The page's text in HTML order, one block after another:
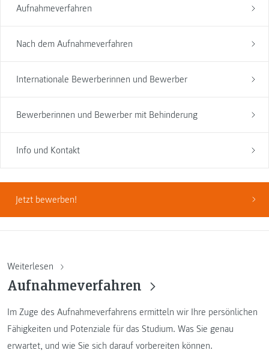
Aufnahmeverfahren
Nach dem Aufnahmeverfahren
Internationale Bewerberinnen und Bewerber
Bewerberinnen und Bewerber mit Behinderung
Info und Kontakt
Jetzt bewerben!
Weiterlesen
Aufnahmeverfahren
Im Zuge des Aufnahmeverfahrens ermitteln wir Ihre persönlichen
Fähigkeiten und Potenziale für das Studium. Was Sie genau
erwartet, und wie Sie sich darauf vorbereiten können.